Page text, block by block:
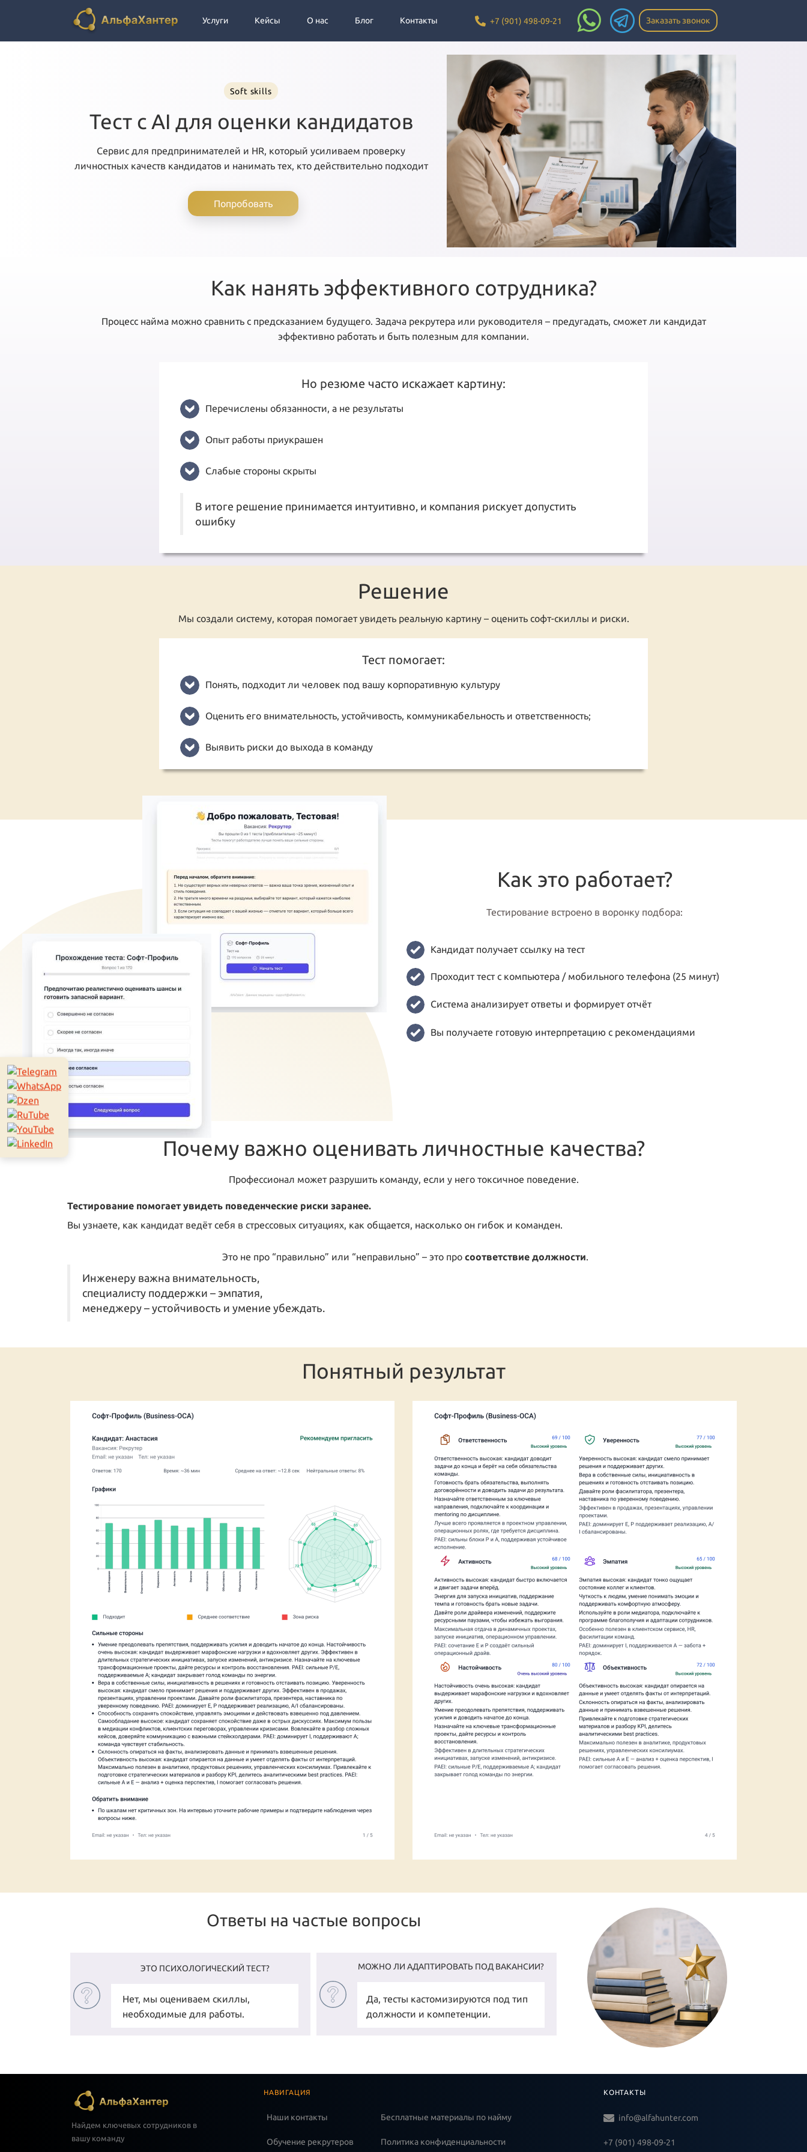
Услуги Кейсы О нас Блог Контакты +7 (901) 498-09-21 Заказать звонок
Soft skills
Тест с AI для оценки кандидатов
Сервис для предпринимателей и HR, который усиливаем проверку
личностных качеств кандидатов и нанимать тех, кто действительно подходит
Попробовать
Как нанять эффективного сотрудника?
Процесс найма можно сравнить с предсказанием будущего. Задача рекрутера или руководителя – предугадать, сможет ли кандидат
эффективно работать и быть полезным для компании.
Но резюме часто искажает картину:
Перечислены обязанности, а не результаты
Опыт работы приукрашен
Слабые стороны скрыты
В итоге решение принимается интуитивно, и компания рискует допустить
ошибку
Решение
Мы создали систему, которая помогает увидеть реальную картину – оценить софт-скиллы и риски.
Тест помогает:
Понять, подходит ли человек под вашу корпоративную культуру
Оценить его внимательность, устойчивость, коммуникабельность и ответственность;
Выявить риски до выхода в команду
Как это работает?
Тестирование встроено в воронку подбора:
Кандидат получает ссылку на тест
Проходит тест с компьютера / мобильного телефона (25 минут)
Система анализирует ответы и формирует отчёт
Вы получаете готовую интерпретацию с рекомендациями
Почему важно оценивать личностные качества?
Профессионал может разрушить команду, если у него токсичное поведение.
Тестирование помогает увидеть поведенческие риски заранее.
Вы узнаете, как кандидат ведёт себя в стрессовых ситуациях, как общается, насколько он гибок и команден.
Это не про “правильно” или “неправильно” – это про соответствие должности.
Инженеру важна внимательность,
специалисту поддержки – эмпатия,
менеджеру – устойчивость и умение убеждать.
Понятный результат
Ответы на частые вопросы
ЭТО ПСИХОЛОГИЧЕСКИЙ ТЕСТ?
Нет, мы оцениваем скиллы,
необходимые для работы.
МОЖНО ЛИ АДАПТИРОВАТЬ ПОД ВАКАНСИИ?
Да, тесты кастомизируются под тип
должности и компетенции.
Найдем ключевых сотрудников в
вашу команду
НАВИГАЦИЯ
Наши контакты
Обучение рекрутеров
Бесплатные материалы по найму
Политика конфиденциальности
КОНТАКТЫ
info@alfahunter.com
+7 (901) 498-09-21